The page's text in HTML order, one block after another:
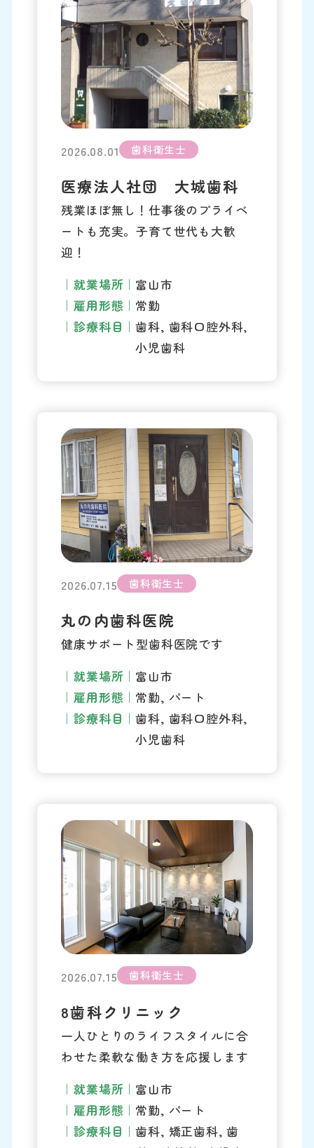
2026.08.01 歯科衛生士
医療法人社団 大城歯科
残業ほぼ無し！仕事後のプライベ
ートも充実。子育て世代も大歓
迎！
就業場所
富山市
雇用形態
常勤
診療科目
歯科, 歯科口腔外科,
小児歯科
2026.07.15 歯科衛生士
丸の内歯科医院
健康サポート型歯科医院です
就業場所
富山市
雇用形態
常勤, パート
診療科目
歯科, 歯科口腔外科,
小児歯科
2026.07.15 歯科衛生士
8歯科クリニック
一人ひとりのライフスタイルに合
わせた柔軟な働き方を応援します
就業場所
富山市
雇用形態
常勤, パート
診療科目
歯科, 矯正歯科, 歯